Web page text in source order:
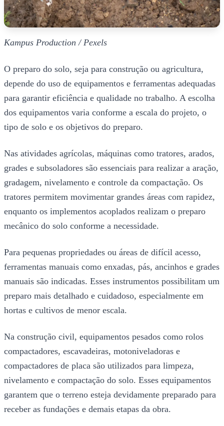
Kampus Production / Pexels
O preparo do solo, seja para construção ou agricultura,
depende do uso de equipamentos e ferramentas adequadas
para garantir eficiência e qualidade no trabalho. A escolha
dos equipamentos varia conforme a escala do projeto, o
tipo de solo e os objetivos do preparo.
Nas atividades agrícolas, máquinas como tratores, arados,
grades e subsoladores são essenciais para realizar a aração,
gradagem, nivelamento e controle da compactação. Os
tratores permitem movimentar grandes áreas com rapidez,
enquanto os implementos acoplados realizam o preparo
mecânico do solo conforme a necessidade.
Para pequenas propriedades ou áreas de difícil acesso,
ferramentas manuais como enxadas, pás, ancinhos e grades
manuais são indicadas. Esses instrumentos possibilitam um
preparo mais detalhado e cuidadoso, especialmente em
hortas e cultivos de menor escala.
Na construção civil, equipamentos pesados como rolos
compactadores, escavadeiras, motoniveladoras e
compactadores de placa são utilizados para limpeza,
nivelamento e compactação do solo. Esses equipamentos
garantem que o terreno esteja devidamente preparado para
receber as fundações e demais etapas da obra.